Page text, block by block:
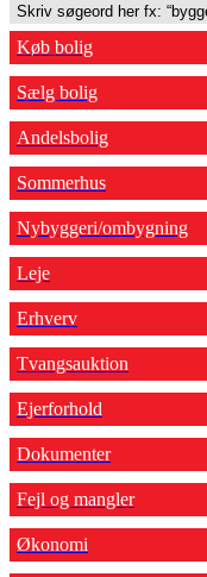
Køb bolig
Sælg bolig
Andelsbolig
Sommerhus
Nybyggeri/ombygning
Leje
Erhverv
Tvangsauktion
Ejerforhold
Dokumenter
Fejl og mangler
Økonomi